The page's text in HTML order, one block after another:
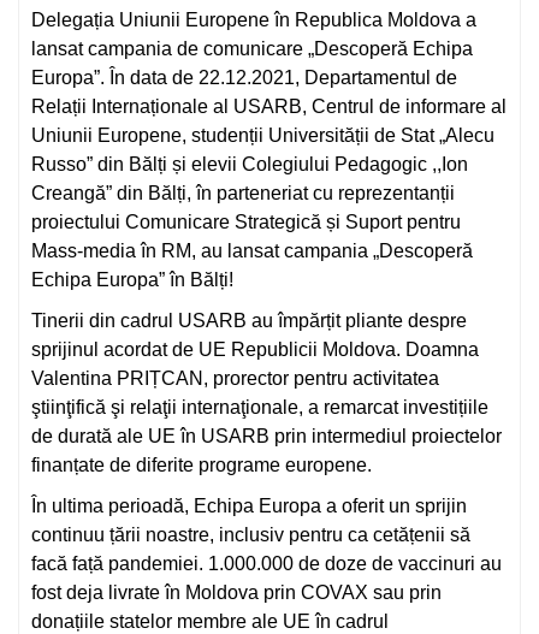
Delegația Uniunii Europene în Republica Moldova a
lansat campania de comunicare „Descoperă Echipa
Europa”. În data de 22.12.2021, Departamentul de
Relații Internaționale al USARB, Centrul de informare al
Uniunii Europene, studenții Universității de Stat „Alecu
Russo” din Bălți și elevii Colegiului Pedagogic ,,Ion
Creangă” din Bălți, în parteneriat cu reprezentanții
proiectului Comunicare Strategică și Suport pentru
Mass-media în RM, au lansat campania „Descoperă
Echipa Europa” în Bălți!
Tinerii din cadrul USARB au împărțit pliante despre
sprijinul acordat de UE Republicii Moldova. Doamna
Valentina PRIȚCAN, prorector pentru activitatea
ştiinţifică şi relaţii internaţionale, a remarcat investițiile
de durată ale UE în USARB prin intermediul proiectelor
finanțate de diferite programe europene.
În ultima perioadă, Echipa Europa a oferit un sprijin
continuu țării noastre, inclusiv pentru ca cetățenii să
facă față pandemiei. 1.000.000 de doze de vaccinuri au
fost deja livrate în Moldova prin COVAX sau prin
donațiile statelor membre ale UE în cadrul